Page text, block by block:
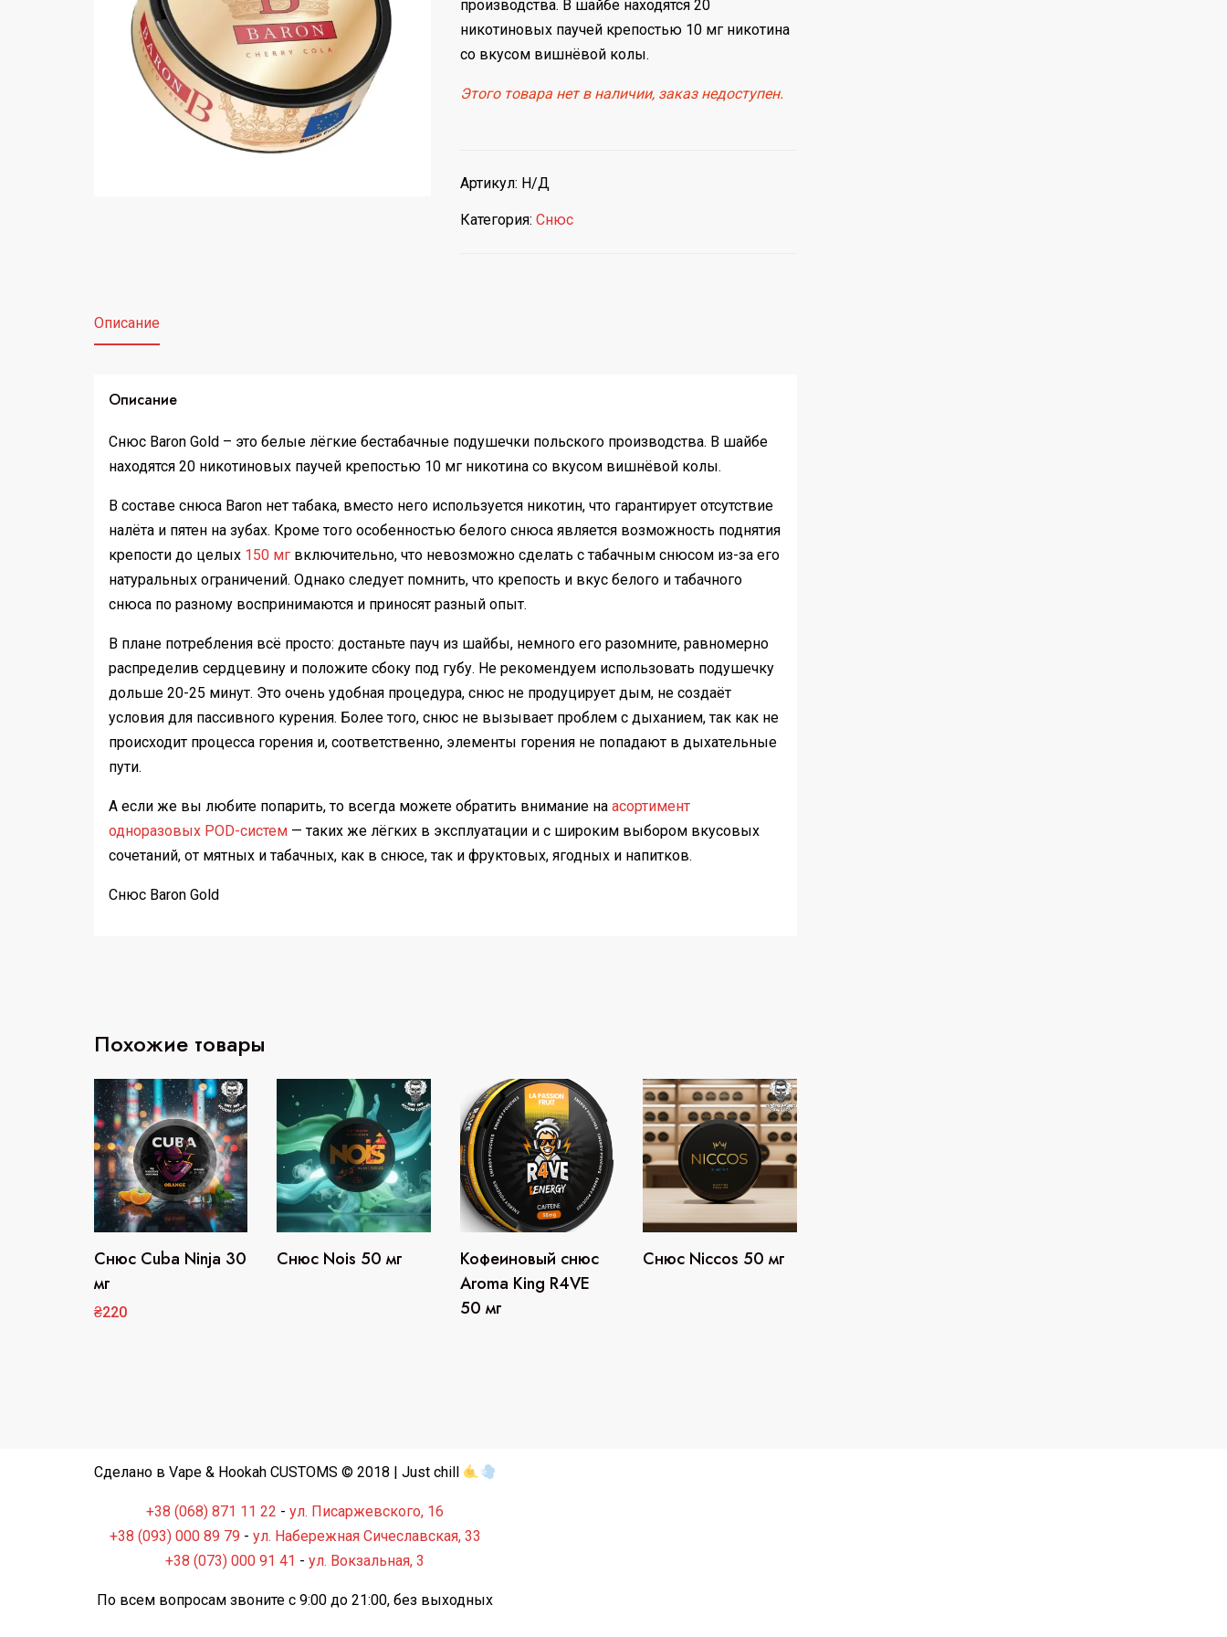
производства. В шайбе находятся 20
никотиновых паучей крепостью 10 мг никотина
со вкусом вишнёвой колы.
Этого товара нет в наличии, заказ недоступен.
Артикул: Н/Д
Категория: Снюс
Описание
Описание
Снюс Baron Gold – это белые лёгкие бестабачные подушечки польского производства. В шайбе
находятся 20 никотиновых паучей крепостью 10 мг никотина со вкусом вишнёвой колы.
В составе снюса Baron нет табака, вместо него используется никотин, что гарантирует отсутствие
налёта и пятен на зубах. Кроме того особенностью белого снюса является возможность поднятия
крепости до целых 150 мг включительно, что невозможно сделать с табачным снюсом из-за его
натуральных ограничений. Однако следует помнить, что крепость и вкус белого и табачного
снюса по разному воспринимаются и приносят разный опыт.
В плане потребления всё просто: достаньте пауч из шайбы, немного его разомните, равномерно
распределив сердцевину и положите сбоку под губу. Не рекомендуем использовать подушечку
дольше 20-25 минут. Это очень удобная процедура, снюс не продуцирует дым, не создаёт
условия для пассивного курения. Более того, снюс не вызывает проблем с дыханием, так как не
происходит процесса горения и, соответственно, элементы горения не попадают в дыхательные
пути.
А если же вы любите попарить, то всегда можете обратить внимание на асортимент
одноразовых POD-систем — таких же лёгких в эксплуатации и с широким выбором вкусовых
сочетаний, от мятных и табачных, как в снюсе, так и фруктовых, ягодных и напитков.
Снюс Baron Gold
Похожие товары
Снюс Cuba Ninja 30
мг
₴220
Этот
товар
несколько
товара.
Снюс Nois 50 мг
Кофеиновый снюс
Aroma King R4VE
50 мг
Снюс Niccos 50 мг
Сделано в Vape & Hookah CUSTOMS © 2018 | Just chill
+38 (068) 871 11 22 -ул. Писаржевского, 16
+38 (093) 000 89 79 - ул. Набережная Сичеславская, 33
+38 (073) 000 91 41 -ул. Вокзальная, 3
По всем вопросам звоните с 9:00 до 21:00, без выходных